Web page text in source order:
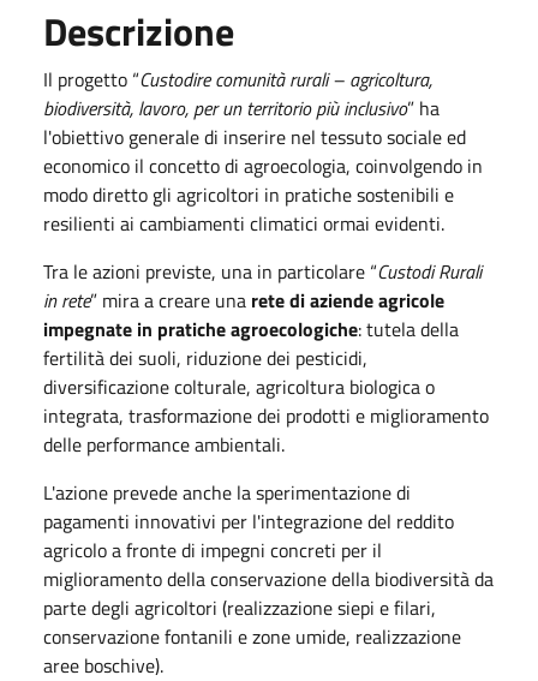
Descrizione
Il progetto “Custodire comunità rurali – agricoltura,
biodiversità, lavoro, per un territorio più inclusivo” ha
l'obiettivo generale di inserire nel tessuto sociale ed
economico il concetto di agroecologia, coinvolgendo in
modo diretto gli agricoltori in pratiche sostenibili e
resilienti ai cambiamenti climatici ormai evidenti.
Tra le azioni previste, una in particolare “Custodi Rurali
in rete” mira a creare una rete di aziende agricole
impegnate in pratiche agroecologiche: tutela della
fertilità dei suoli, riduzione dei pesticidi,
diversificazione colturale, agricoltura biologica o
integrata, trasformazione dei prodotti e miglioramento
delle performance ambientali.
L'azione prevede anche la sperimentazione di
pagamenti innovativi per l'integrazione del reddito
agricolo a fronte di impegni concreti per il
miglioramento della conservazione della biodiversità da
parte degli agricoltori (realizzazione siepi e filari,
conservazione fontanili e zone umide, realizzazione
aree boschive).